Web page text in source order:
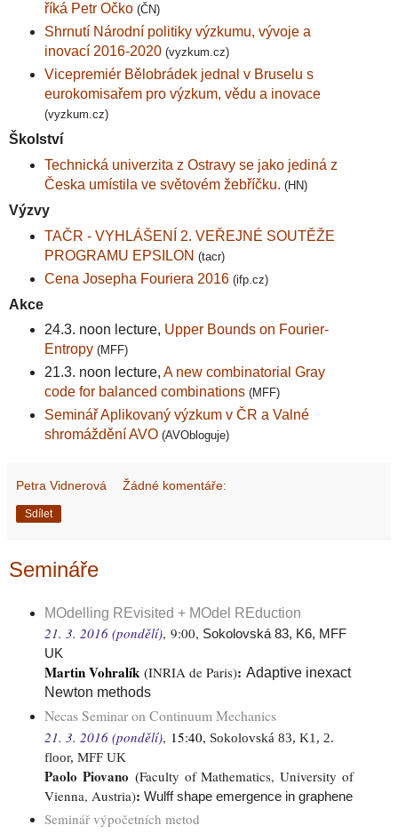
říká Petr Očko (ČN)
Shrnutí Národní politiky výzkumu, vývoje a
inovací 2016-2020 (vyzkum.cz)
Vicepremiér Bělobrádek jednal v Bruselu s
eurokomisařem pro výzkum, vědu a inovace
(vyzkum.cz)
Školství
Technická univerzita z Ostravy se jako jediná z
Česka umístila ve světovém žebříčku. (HN)
Výzvy
TAČR - VYHLÁŠENÍ 2. VEŘEJNÉ SOUTĚŽE
PROGRAMU EPSILON (tacr)
Cena Josepha Fouriera 2016 (ifp.cz)
Akce
24.3. noon lecture, Upper Bounds on Fourier-
Entropy (MFF)
21.3. noon lecture, A new combinatorial Gray
code for balanced combinations (MFF)
Seminář Aplikovaný výzkum v ČR a Valné
shromáždění AVO (AVObloguje)
Petra Vidnerová Žádné komentáře:
Sdílet
Semináře
MOdelling REvisited + MOdel REduction
21. 3. 2016 (pondělí), 9:00, Sokolovská 83, K6, MFF
UK
Martin Vohralík (INRIA de Paris): Adaptive inexact
Newton methods
Necas Seminar on Continuum Mechanics
21. 3. 2016 (pondělí), 15:40, Sokolovská 83, K1, 2.
floor, MFF UK
Paolo Piovano (Faculty of Mathematics, University of
Vienna, Austria): Wulff shape emergence in graphene
Seminář výpočetních metod